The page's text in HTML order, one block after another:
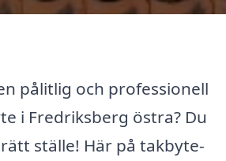
pålitlig och professionell
i Fredriksberg östra? Du
ställe! Här på takbyte-